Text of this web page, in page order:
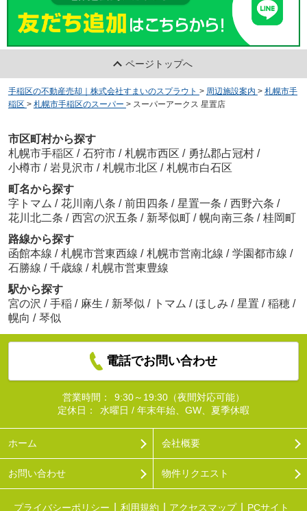
ページトップへ
手稲区の不動産売却｜株式会社すまいのスプラウト > 周辺施設案内 > 札幌市手
稲区 > 札幌市手稲区のスーパー > スーパーアークス 星置店
市区町村から探す
札幌市手稲区 / 石狩市 / 札幌市西区 / 勇払郡占冠村 /
小樽市 / 岩見沢市 / 札幌市北区 / 札幌市白石区
町名から探す
字トマム / 花川南八条 / 前田四条 / 星置一条 / 西野六条 /
花川北二条 / 西宮の沢五条 / 新琴似町 / 幌向南三条 / 桂岡町
路線から探す
函館本線 / 札幌市営東西線 / 札幌市営南北線 / 学園都市線 /
石勝線 / 千歳線 / 札幌市営東豊線
駅から探す
宮の沢 / 手稲 / 麻生 / 新琴似 / トマム / ほしみ / 星置 / 稲穂 /
幌向 / 琴似
電話でお問い合わせ
営業時間：
9:30～19:30（夜間対応可能）
定休日：
水曜日 / 年末年始、GW、夏季休暇
ホーム 会社概要
お問い合わせ 物件リクエスト
プライバシーポリシー 利用規約 アクセスマップ PCサイト